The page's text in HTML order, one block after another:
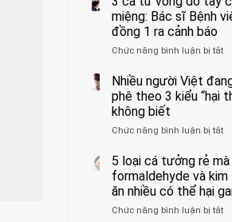
vì
bỏ
bác
kịp
vì…
vệ
4
bác
miệng: Bác sĩ Bệnh
đồng 1 ra cảnh báo
Chức năng bình luận bị tắtở
tử
tay
Nhiều người Việt
phê theo 3 kiểu “hại
không biết
Chức năng bình luận bị tắtở
cà
5 loại cá tưởng rẻ
formaldehyde và kim
ăn nhiều có thể hại
Chức năng bình luận bị tắtở